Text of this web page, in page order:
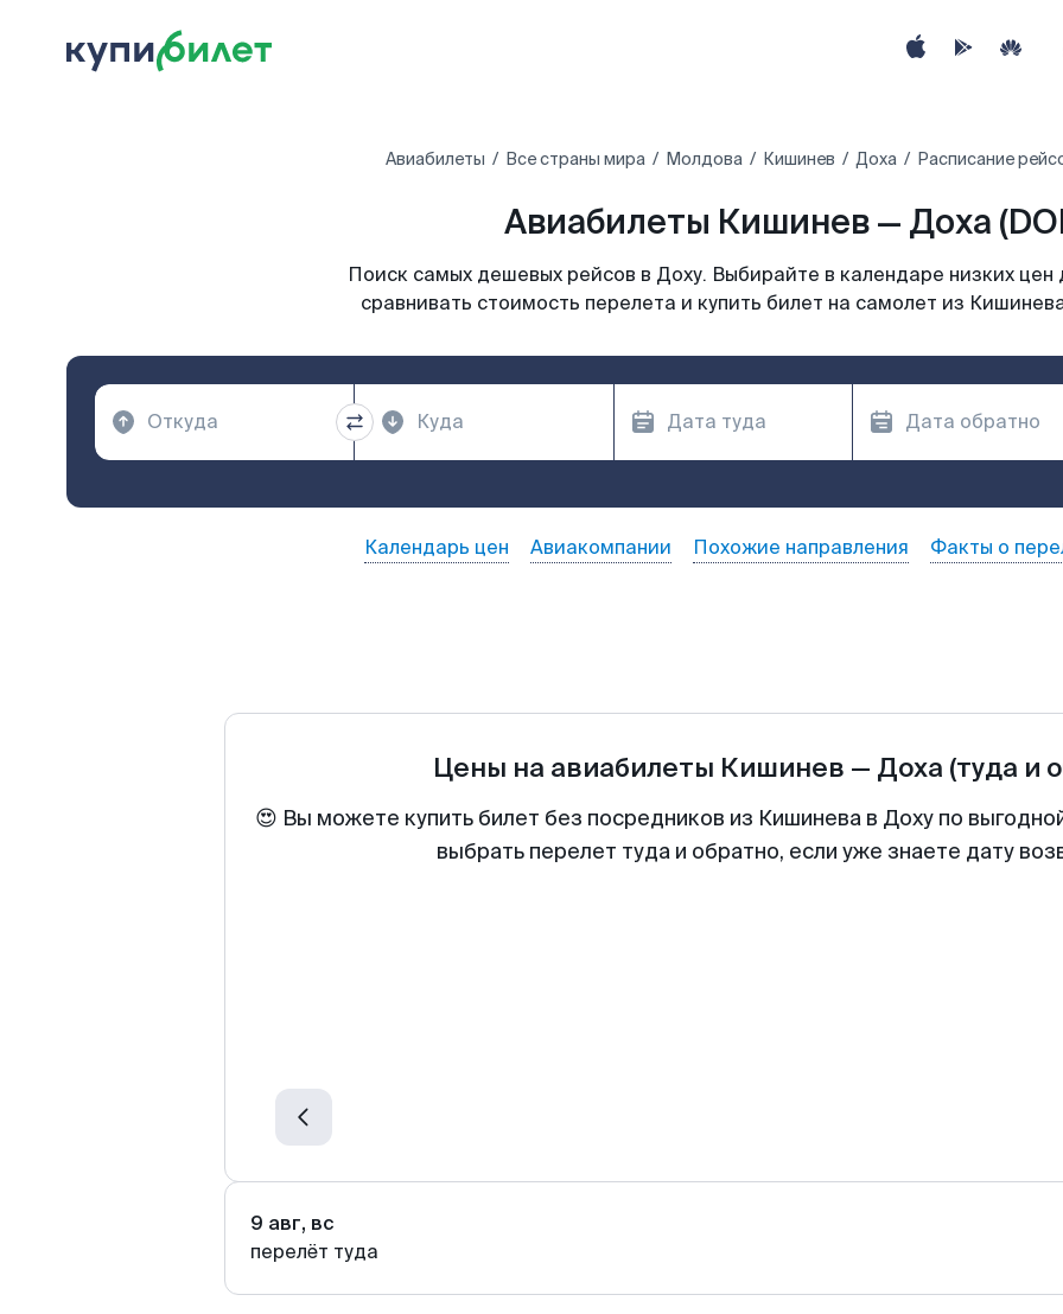
Авиабилеты Все страны мира Молдова Кишинев Доха Расписание
Авиабилеты Кишинев — Доха
Поиск самых дешевых рейсов в Доху. Выбирайте в календаре низких цен
сравнивать стоимость перелета и купить билет на самолет из
Календарь цен Авиакомпании Похожие направления Факты о
Цены на авиабилеты Кишинев — Доха (туда и
😍 Вы можете купить билет без посредников из Кишинева в Доху по
выбрать перелет туда и обратно, если уже знаете дату
9 авг, вс
перелёт туда